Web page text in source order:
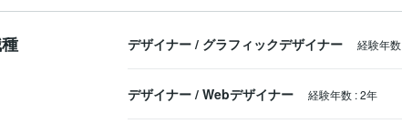
デザイナー / グラフィックデザイナー 経験年数
デザイナー / Webデザイナー 経験年数 :2年